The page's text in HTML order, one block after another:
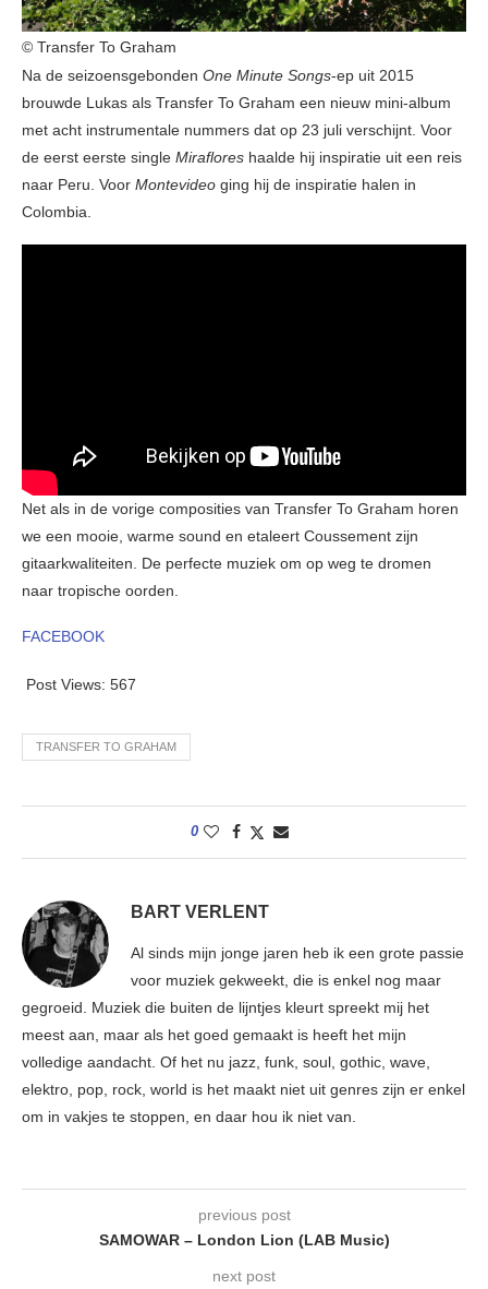
© Transfer To Graham
Na de seizoensgebonden One Minute Songs-ep uit 2015
brouwde Lukas als Transfer To Graham een nieuw mini-album
met acht instrumentale nummers dat op 23 juli verschijnt. Voor
de eerst eerste single Miraflores haalde hij inspiratie uit een reis
naar Peru. Voor Montevideo ging hij de inspiratie halen in
Colombia.
Net als in de vorige composities van Transfer To Graham horen
we een mooie, warme sound en etaleert Coussement zijn
gitaarkwaliteiten. De perfecte muziek om op weg te dromen
naar tropische oorden.
FACEBOOK
Post Views: 567
TRANSFER TO GRAHAM
0
BART VERLENT
Al sinds mijn jonge jaren heb ik een grote passie
voor muziek gekweekt, die is enkel nog maar
gegroeid. Muziek die buiten de lijntjes kleurt spreekt mij het
meest aan, maar als het goed gemaakt is heeft het mijn
volledige aandacht. Of het nu jazz, funk, soul, gothic, wave,
elektro, pop, rock, world is het maakt niet uit genres zijn er enkel
om in vakjes te stoppen, en daar hou ik niet van.
previous post
SAMOWAR – London Lion (LAB Music)
next post